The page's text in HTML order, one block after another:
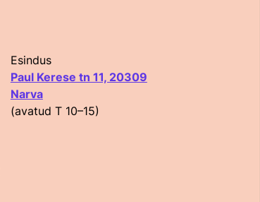
Esindus
Paul Kerese tn 11, 20309
Narva
(avatud T 10–15)